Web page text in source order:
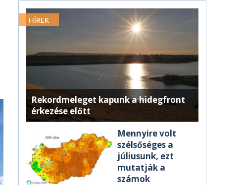
HÍREK
Rekordmeleget kapunk a hidegfront
érkezése előtt
Mennyire volt
szélsőséges a
júliusunk, ezt
mutatják a
számok